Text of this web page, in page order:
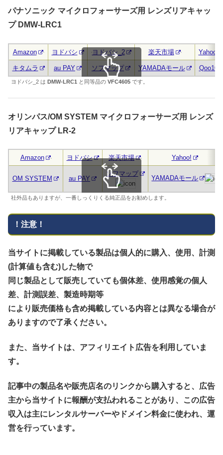
パナソニック マイクロフォーサーズ用 レンズリアキャッ
プ DMW-LRC1
Amazon ヨドバシ ヨドバシ_2 楽天市場 Yahoo!
キタムラ au PAY ソフマップ YAMADAモール Qoo10
スクロールできます
ヨドバシ_2 は DMW-LRC1 と同等品の VFC4605 です。
オリンパス/OM SYSTEM マイクロフォーサーズ用 レンズ
リアキャップ LR-2
Amazon ヨドバシ 楽天市場 Yahoo!
OM SYSTEM au PAY
ソフマップ
YAMADAモール
スクロールできます
社外品もありますが、一番しっくりくる純正品をお勧めします。
！注意！
当サイトに掲載している製品は個人的に購入、使用、計測
(計算値も含む)した物で
同じ製品として販売していても個体差、使用感覚の個人
差、計測誤差、製造時期等
により販売価格も含め掲載している内容とは異なる場合が
ありますので了承ください。
また、当サイトは、アフィリエイト広告を利用していま
す。
記事中の製品名や販売店名のリンクから購入すると、広告
主から当サイトに報酬が支払われることがあり、この広告
収入は主にレンタルサーバーやドメイン料金に使われ、運
営を行っています。